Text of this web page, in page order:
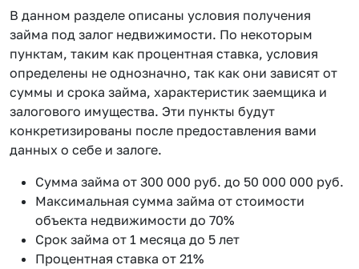
В данном разделе описаны условия получения
займа под залог недвижимости. По некоторым
пунктам, таким как процентная ставка, условия
определены не однозначно, так как они зависят от
суммы и срока займа, характеристик заемщика и
залогового имущества. Эти пункты будут
конкретизированы после предоставления вами
данных о себе и залоге.
Сумма займа от 300 000 руб. до 50 000 000 руб.
Максимальная сумма займа от стоимости
объекта недвижимости до 70%
Срок займа от 1 месяца до 5 лет
Процентная ставка от 21%